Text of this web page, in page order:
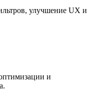
улучшение UX и
и